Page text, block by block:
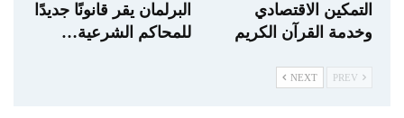
التمكين الاقتصادي
وخدمة القرآن الكريم
البرلمان يقر قانونًا جديدًا
للمحاكم الشرعية…
NEXT